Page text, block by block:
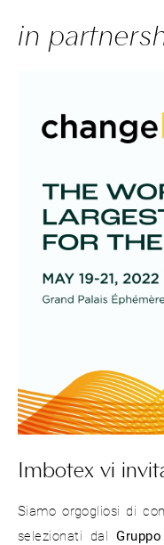
in
Imbotex vi
Siamo orgogliosi di
selezionati dal